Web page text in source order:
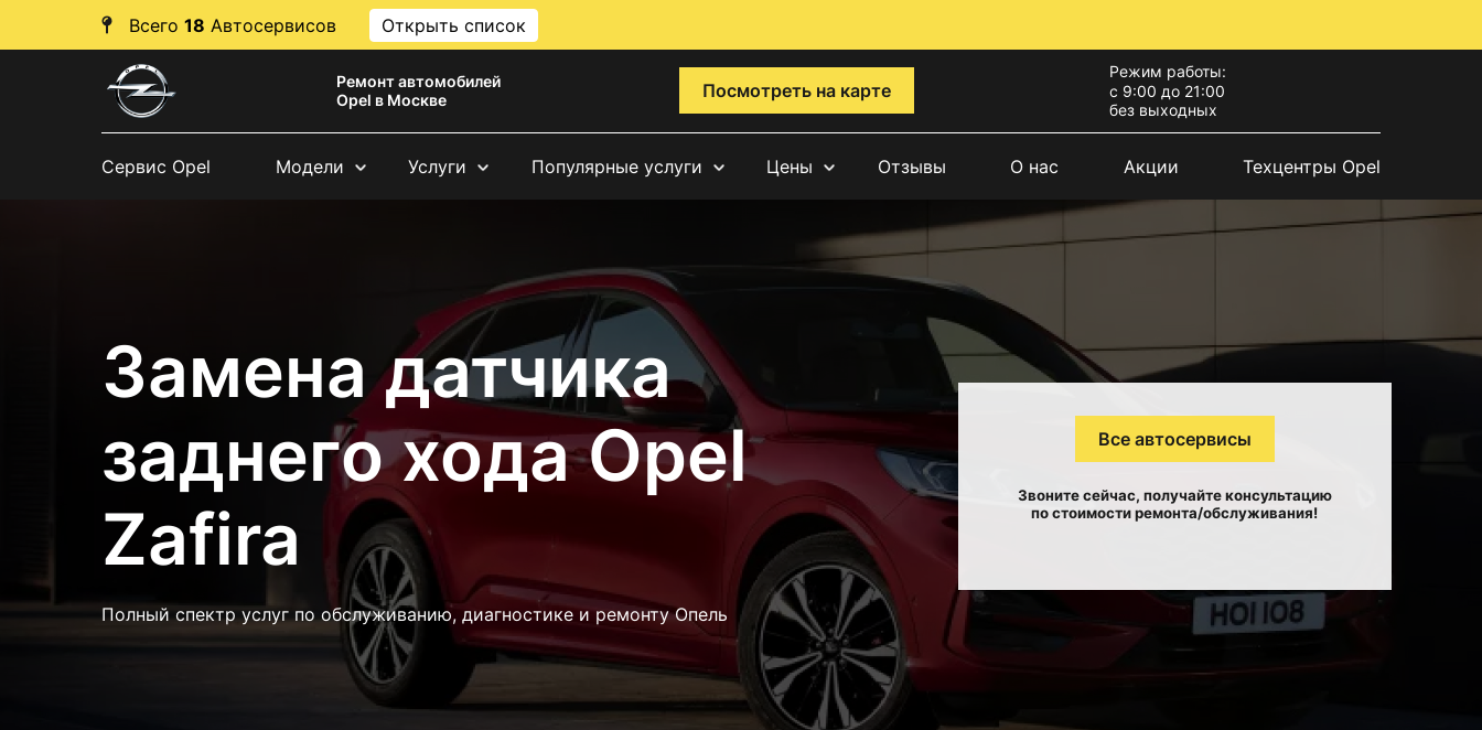
Всего 18 Автосервисов Открыть список
Ремонт автомобилей
Opel в Москве
Посмотреть на карте
Режим работы:
с 9:00 до 21:00
без выходных
Сервис Opel Модели Услуги Популярные услуги Цены Отзывы О нас Акции Техцентры Opel
Замена датчика
заднего хода Opel
Zafira
Полный спектр услуг по обслуживанию, диагностике и ремонту Опель
Все автосервисы
Звоните сейчас, получайте консультацию
по стоимости ремонта/обслуживания!